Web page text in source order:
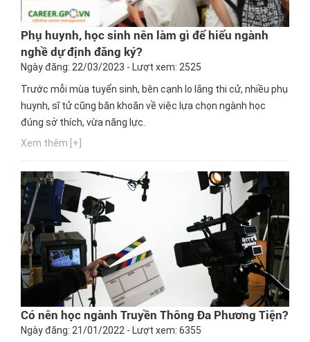
Phụ huynh, học sinh nên làm gì để hiểu ngành
nghề dự định đăng ký?
Ngày đăng: 22/03/2023 - Lượt xem: 2525
Trước mỗi mùa tuyển sinh, bên cạnh lo lắng thi cử, nhiều phụ
huynh, sĩ tử cũng băn khoăn về việc lựa chọn ngành học
đúng sở thích, vừa năng lực.
Xem thêm [+]
Có nên học ngành Truyền Thông Đa Phương Tiện?
Ngày đăng: 21/01/2022 - Lượt xem: 6355